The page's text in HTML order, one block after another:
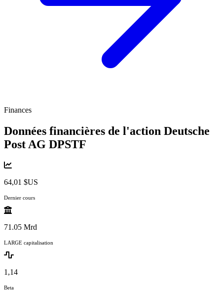
Finances
Données financières de l'action Deutsche
Post AG DPSTF
64,01 $US
Dernier cours
71.05 Mrd
LARGE capitalisation
1,14
Beta